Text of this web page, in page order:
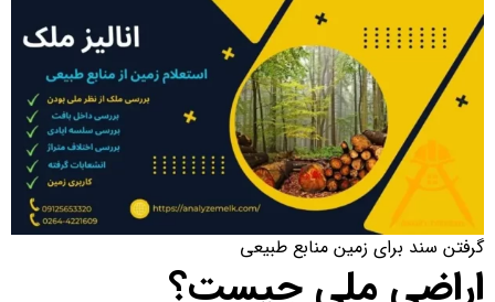
گرفتن سند برای زمین منابع طبیعی
اراضی ملی چیست؟